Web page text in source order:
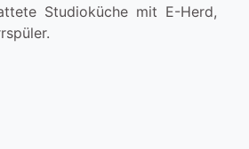
Studioküche mit E-Herd,